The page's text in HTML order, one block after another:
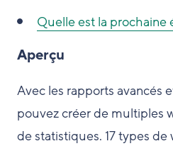
Quelle est la prochaine
Aperçu
Avec les rapports avancés
pouvez créer de multiples
de statistiques. 17 types